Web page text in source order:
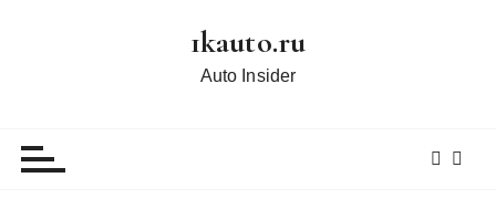
1kauto.ru
Auto Insider